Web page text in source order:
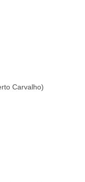
Carvalho)